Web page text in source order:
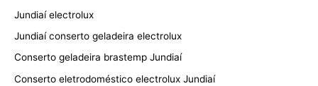
Jundiaí electrolux
Jundiaí conserto geladeira electrolux
Conserto geladeira brastemp Jundiaí
Conserto eletrodoméstico electrolux Jundiaí